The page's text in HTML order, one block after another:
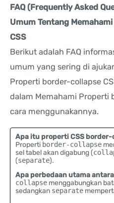
FAQ (Frequently Asked
Umum Tentang
CSS
Berikut adalah FAQ
umum yang sering di
Properti border-collapse
dalam Memahami Properti
cara menggunakannya.
Apa itu properti CSS border-
Properti border-collapse
sel tabel akan digabung (
(separate).
Apa perbedaan utama
collapse menggabungkan
sedangkan separate